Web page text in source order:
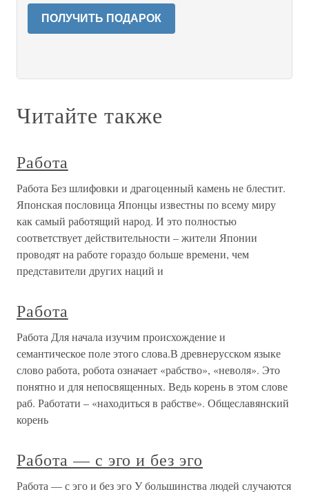
ПОЛУЧИТЬ ПОДАРОК
Читайте также
Работа
Работа Без шлифовки и драгоценный камень не блестит.
Японская пословица Японцы известны по всему миру
как самый работящий народ. И это полностью
соответствует действительности – жители Японии
проводят на работе гораздо больше времени, чем
представители других наций и
Работа
Работа Для начала изучим происхождение и
семантическое поле этого слова.В древнерусском языке
слово работа, робота означает «рабство», «неволя». Это
понятно и для непосвященных. Ведь корень в этом слове
раб. Работати – «находиться в рабстве». Общеславянский
корень
Работа — с эго и без эго
Работа — с эго и без эго У большинства людей случаются